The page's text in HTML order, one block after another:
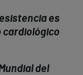
es
cardiológico
del